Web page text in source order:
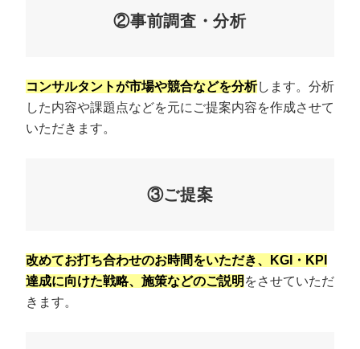
②事前調査・分析
コンサルタントが市場や競合などを分析します。分析
した内容や課題点などを元にご提案内容を作成させて
いただきます。
③ご提案
改めてお打ち合わせのお時間をいただき、KGI・KPI
達成に向けた戦略、施策などのご説明 をさせていただ
きます。